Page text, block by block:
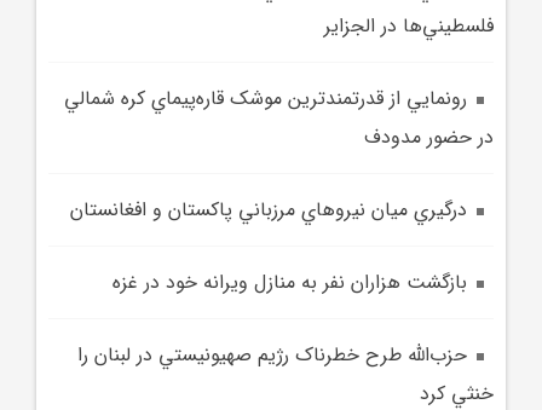
فلسطيني‌ها در الجزاير
رونمايي از قدرتمندترين موشک قاره‌پيماي کره شمالي
در حضور مدودف
درگيري ميان نيروهاي مرزباني پاکستان و افغانستان
بازگشت هزاران نفر به منازل ويرانه خود در غزه
حزب‌الله طرح خطرناک رژيم صهيونيستي در لبنان را
خنثي کرد